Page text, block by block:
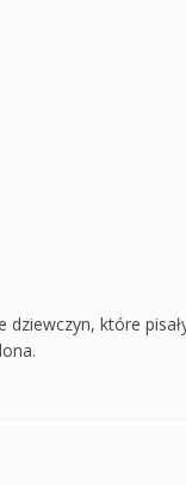
które
odcienie ciemne